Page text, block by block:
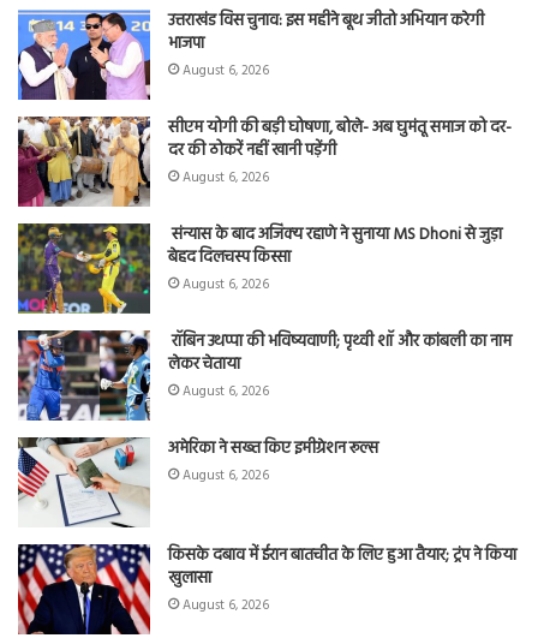
उत्तराखंड विस चुनाव: इस महीने बूथ जीतो अभियान करेगी
भाजपा
August 6, 2026
सीएम योगी की बड़ी घोषणा, बोले- अब घुमंतू समाज को दर-
दर की ठोकरें नहीं खानी पड़ेंगी
August 6, 2026
संन्यास के बाद अजिंक्‍य रहाणे ने सुनाया MS Dhoni से जुड़ा
बेहद दिलचस्प किस्सा
August 6, 2026
रॉबिन उथप्पा की भविष्यवाणी; पृथ्वी शॉ और कांबली का नाम
लेकर चेताया
August 6, 2026
अमेरिका ने सख्त किए इमीग्रेशन रूल्स
August 6, 2026
किसके दबाव में ईरान बातचीत के लिए हुआ तैयार; ट्रंप ने किया
खुलासा
August 6, 2026